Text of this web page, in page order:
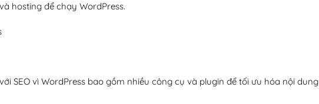
hosting để chạy WordPress.
SEO vì WordPress bao gồm nhiều công cụ và plugin để tối ưu hóa nội dung